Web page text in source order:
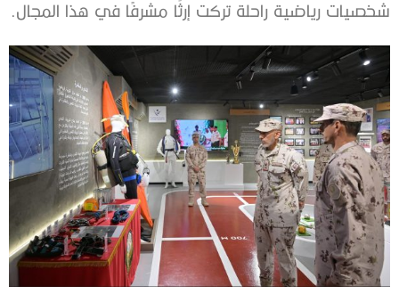
شخصيات رياضية راحلة تركت إرثًا مشرفًا في هذا المجال.